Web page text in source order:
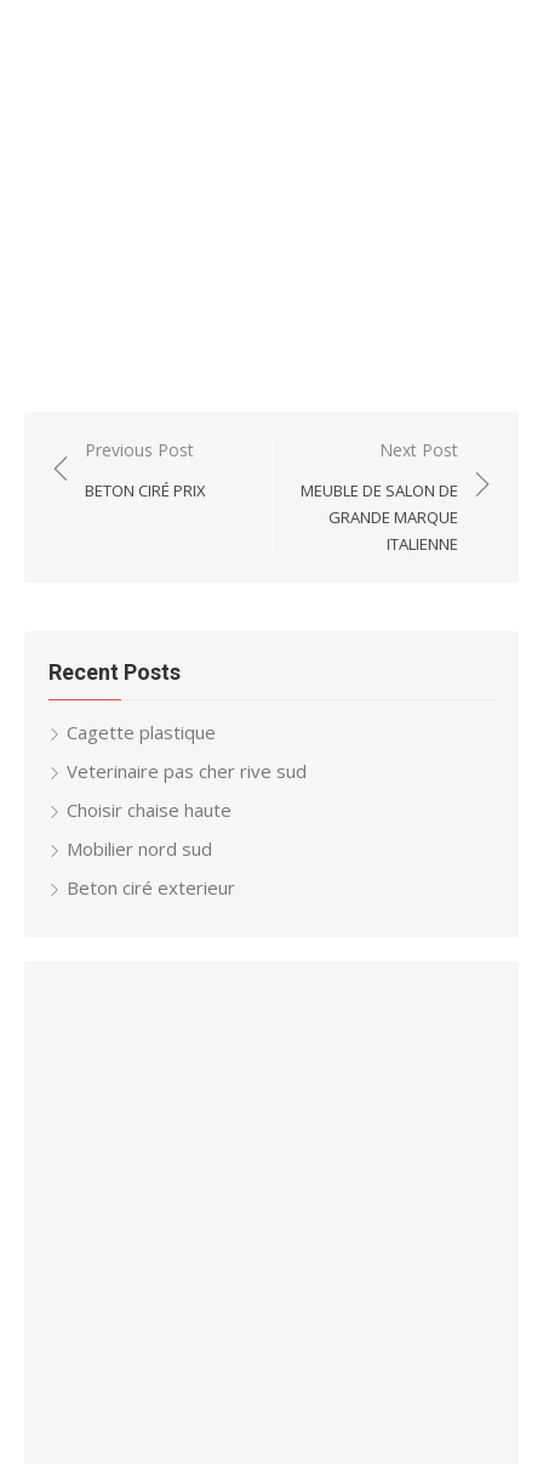
Post
navigation
Previous Post
BETON CIRÉ PRIX
Next Post
MEUBLE DE SALON DE
GRANDE MARQUE
ITALIENNE
Recent Posts
Cagette plastique
Veterinaire pas cher rive sud
Choisir chaise haute
Mobilier nord sud
Beton ciré exterieur